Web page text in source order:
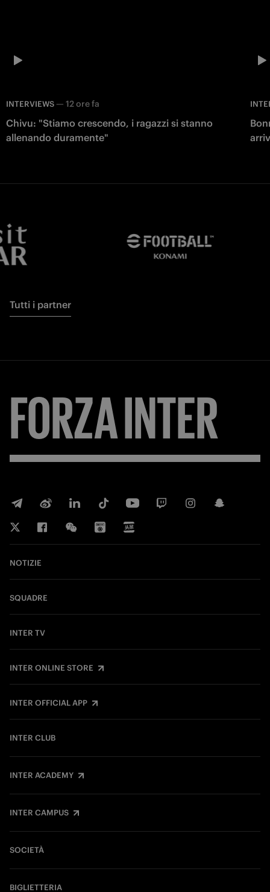
INTERVIEWS — 12 ore fa
Chivu: "Stiamo crescendo, i ragazzi si stanno
allenando duramente"
Tutti i partner
FORZAINTER
NOTIZIE
SQUADRE
INTER TV
INTER ONLINE STORE
INTER OFFICIAL APP
INTER CLUB
INTER ACADEMY
INTER CAMPUS
SOCIETÀ
BIGLIETTERIA